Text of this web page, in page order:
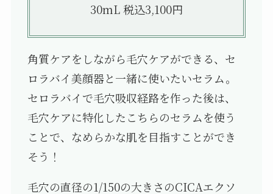
30mL 税込3,100円
角質ケアをしながら毛穴ケアができる、セ
ロラバイ美顔器と一緒に使いたいセラム。
セロラバイで毛穴吸収経路を作った後は、
毛穴ケアに特化したこちらのセラムを使う
ことで、なめらかな肌を目指すことができ
そう！
毛穴の直径の1/150の大きさのCICAエクソ